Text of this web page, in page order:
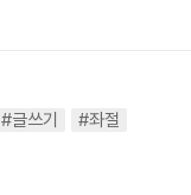
#글쓰기
#좌절